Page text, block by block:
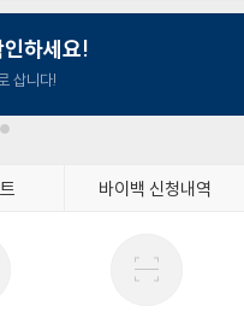
하세요!
삽니다!
바이백 신청내역